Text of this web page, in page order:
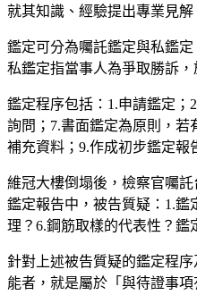
就其知識、經驗提出專業見
鑑定可分為囑託鑑定與私鑑
私鑑定指當事人為爭取勝訴
鑑定程序包括：1.申請鑑定；
詢問；7.書面鑑定為原則，
補充資料；9.作成初步鑑定報
維冠大樓倒塌後，檢察官囑
鑑定報告中，被告質疑：1.鑑
理？6.鋼筋取樣的代表性？鑑
針對上述被告質疑的鑑定程
能者，就是屬於「與待證事